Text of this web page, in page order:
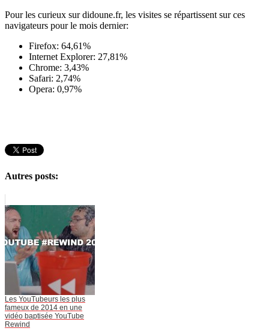
Pour les curieux sur didoune.fr, les visites se répartissent sur ces
navigateurs pour le mois dernier:
Firefox: 64,61%
Internet Explorer: 27,81%
Chrome: 3,43%
Safari: 2,74%
Opera: 0,97%
Autres posts:
Les YouTubeurs les plus
fameux de 2014 en une
vidéo baptisée YouTube
Rewind